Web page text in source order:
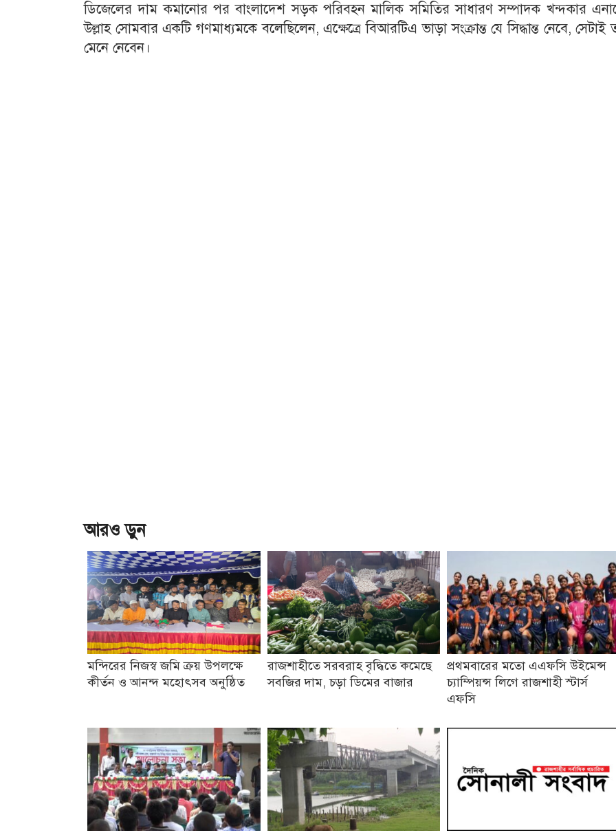
ডিজেলের দাম কমানোর পর বাংলাদেশ সড়ক পরিবহন মালিক সমিতির সাধারণ সম্পাদক খন্দকার
উল্লাহ সোমবার একটি গণমাধ্যমকে বলেছিলেন, এক্ষেত্রে বিআরটিএ ভাড়া সংক্রান্ত যে সিদ্ধান্ত নেবে, সেটাই
মেনে নেবেন।
আরও ড়ুন
মন্দিরের নিজস্ব জমি ক্রয় উপলক্ষে
কীর্তন ও আনন্দ মহোৎসব অনুষ্ঠিত
রাজশাহীতে সরবরাহ বৃদ্ধিতে কমেছে
সবজির দাম, চড়া ডিমের বাজার
প্রথমবারের মতো এএফসি উইমেন্স
চ্যাম্পিয়ন্স লিগে রাজশাহী স্টার্স
এফসি